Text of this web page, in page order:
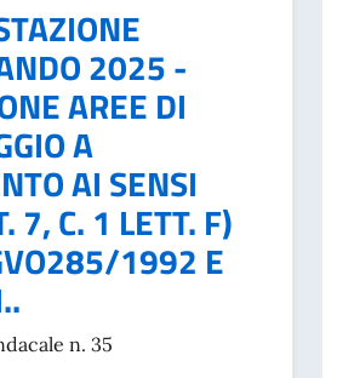
2025 -
AREE DI
A
AI SENSI
7, C. 1 LETT. F)
1992 E
n. 35